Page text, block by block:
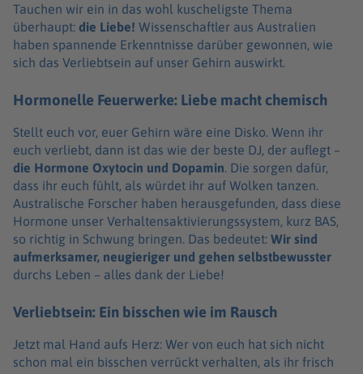
Tauchen wir ein in das wohl kuscheligste Thema
überhaupt: die Liebe! Wissenschaftler aus Australien
haben spannende Erkenntnisse darüber gewonnen, wie
sich das Verliebtsein auf unser Gehirn auswirkt.
Hormonelle Feuerwerke: Liebe macht chemisch
Stellt euch vor, euer Gehirn wäre eine Disko. Wenn ihr
euch verliebt, dann ist das wie der beste DJ, der auflegt –
die Hormone Oxytocin und Dopamin. Die sorgen dafür,
dass ihr euch fühlt, als würdet ihr auf Wolken tanzen.
Australische Forscher haben herausgefunden, dass diese
Hormone unser Verhaltensaktivierungssystem, kurz BAS,
so richtig in Schwung bringen. Das bedeutet: Wir sind
aufmerksamer, neugieriger und gehen selbstbewusster
durchs Leben – alles dank der Liebe!
Verliebtsein: Ein bisschen wie im Rausch
Jetzt mal Hand aufs Herz: Wer von euch hat sich nicht
schon mal ein bisschen verrückt verhalten, als ihr frisch